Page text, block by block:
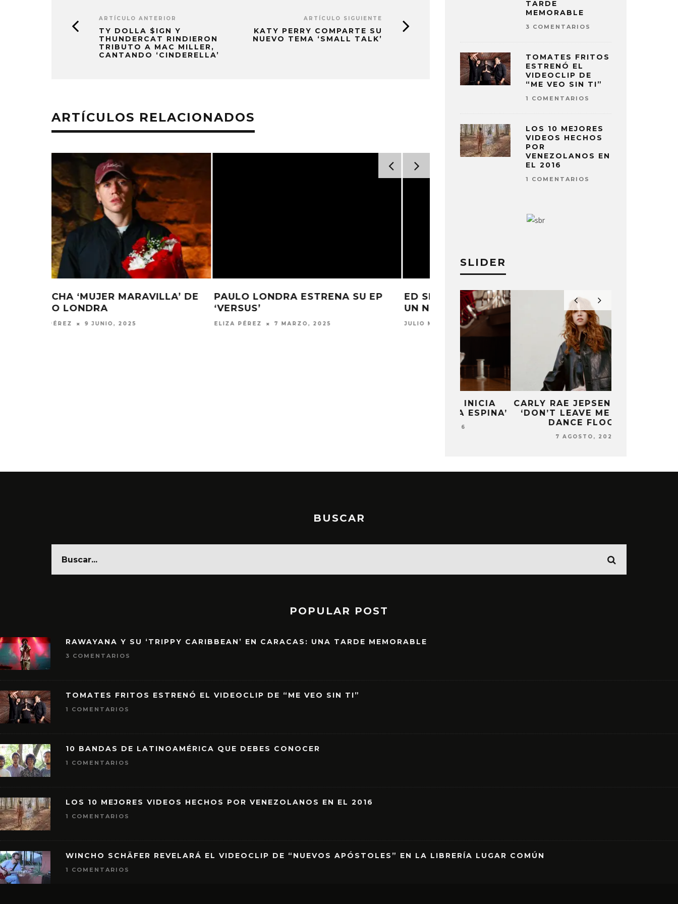
ARTÍCULO ANTERIOR
TY DOLLA $IGN Y
THUNDERCAT RINDIERON
TRIBUTO A MAC MILLER,
CANTANDO ‘CINDERELLA’
ARTÍCULO SIGUIENTE
KATY PERRY COMPARTE SU
NUEVO TEMA ‘SMALL TALK’
ARTÍCULOS RELACIONADOS
PAULO LONDRA ESTRENA SU EP
‘VERSUS’
ELIZA PÉREZ 7 MARZO, 2025
ED SHEERAN OFRECE DETALLES DE
UN NUEVO ÁLBUM
JULIO MOREAN 12 DICIEMBRE, 2024
TARDE
MEMORABLE
3 COMENTARIOS
TOMATES FRITOS
ESTRENÓ EL
VIDEOCLIP DE
“ME VEO SIN TI”
1 COMENTARIOS
LOS 10 MEJORES
VIDEOS HECHOS
POR
VENEZOLANOS EN
EL 2016
1 COMENTARIOS
SLIDER
CARLY RAE JEPSEN PUBLICA
‘DON’T LEAVE ME ON THE
DANCE FLOOR’
7 AGOSTO, 2026
BUSCAR
POPULAR POST
RAWAYANA Y SU ‘TRIPPY CARIBBEAN’ EN CARACAS: UNA TARDE MEMORABLE
3 COMENTARIOS
TOMATES FRITOS ESTRENÓ EL VIDEOCLIP DE “ME VEO SIN TI”
1 COMENTARIOS
10 BANDAS DE LATINOAMÉRICA QUE DEBES CONOCER
1 COMENTARIOS
LOS 10 MEJORES VIDEOS HECHOS POR VENEZOLANOS EN EL 2016
1 COMENTARIOS
WINCHO SCHÄFER REVELARÁ EL VIDEOCLIP DE “NUEVOS APÓSTOLES” EN LA LIBRERÍA LUGAR COMÚN
1 COMENTARIOS